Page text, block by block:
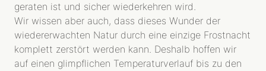
geraten ist und sicher wiederkehren wird.
Wir wissen aber auch, dass dieses Wunder der
wiedererwachten Natur durch eine einzige Frostnacht
komplett zerstört werden kann. Deshalb hoffen wir
auf einen glimpflichen Temperaturverlauf bis zu den